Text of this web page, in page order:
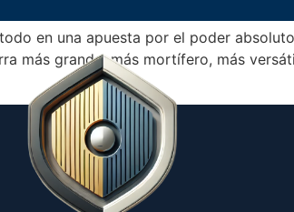
en una apuesta por el poder
más grande, más mortífero, más